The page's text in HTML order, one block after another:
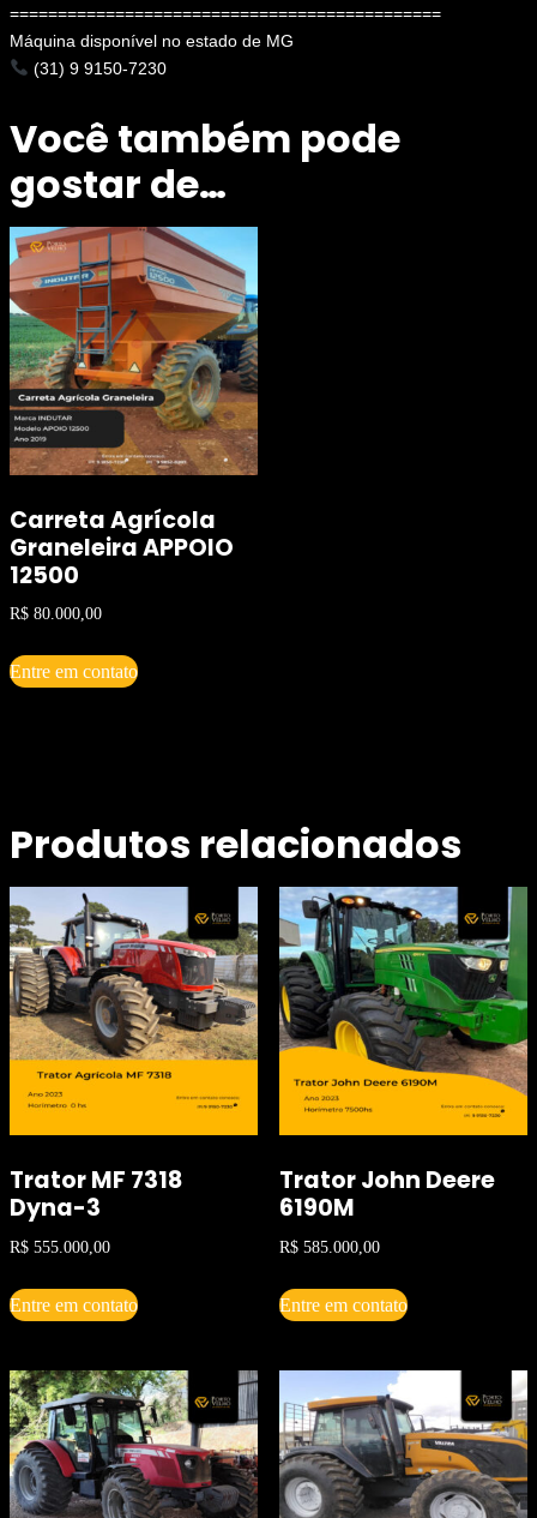
=============================================
Máquina disponível no estado de MG
(31) 9 9150-7230
Você também pode
gostar de…
Carreta Agrícola
Graneleira APPOIO
12500
R$ 80.000,00
Entre em contato
Produtos relacionados
Trator MF 7318
Dyna-3
R$ 555.000,00
Entre em contato
Trator John Deere
6190M
R$585.000,00
Entre em contato